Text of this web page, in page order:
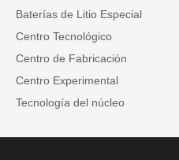
Baterías de Litio Especial
Centro Tecnológico
Centro de Fabricación
Centro Experimental
Tecnología del núcleo